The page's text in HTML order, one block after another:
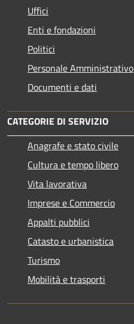
Uffici
Enti e fondazioni
Politici
Personale Amministrativo
Documenti e dati
CATEGORIE DI SERVIZIO
Anagrafe e stato civile
Cultura e tempo libero
Vita lavorativa
Imprese e Commercio
Appalti pubblici
Catasto e urbanistica
Turismo
Mobilità e trasporti